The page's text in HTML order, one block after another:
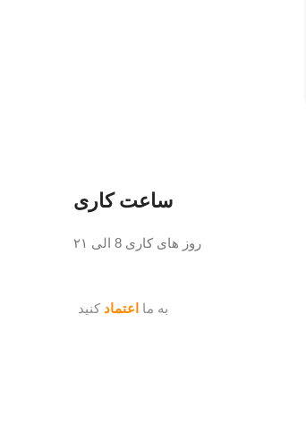
ساعت کاری
روز های کاری 8 الی ۲۱
به ما اعتماد کنید